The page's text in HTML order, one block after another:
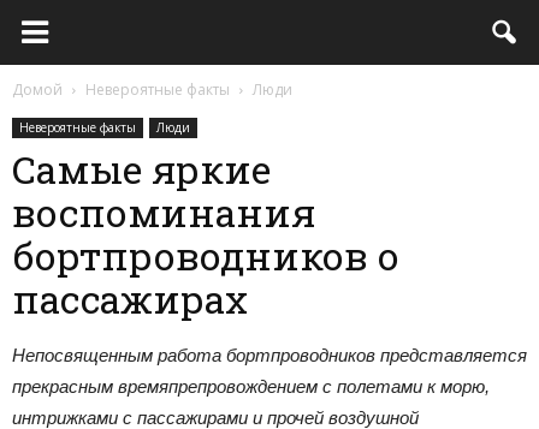
Домой Невероятные факты Люди
Невероятные факты Люди
Самые яркие
воспоминания
бортпроводников о
пассажирах
Непосвященным работа бортпроводников представляется
прекрасным времяпрепровождением с полетами к морю,
интрижками с пассажирами и прочей воздушной